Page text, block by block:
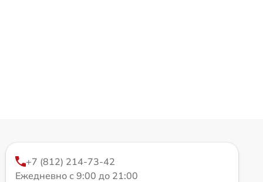
+7 (812) 214-73-42
Ежедневно с 9:00 до 21:00